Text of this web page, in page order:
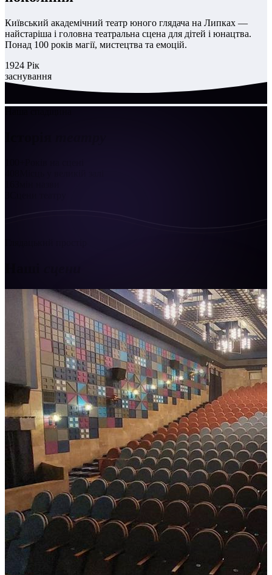
Київський академічний театр юного глядача на Липках —
найстаріша і головна театральна сцена для дітей і юнацтва.
Понад 100 років магії, мистецтва та емоцій.
1924 Рік
заснування